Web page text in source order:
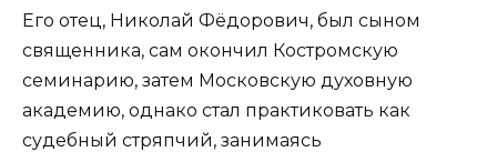
Его отец, Николай Фёдорович, был сыном
священника, сам окончил Костромскую
семинарию, затем Московскую духовную
академию, однако стал практиковать как
судебный стряпчий, занимаясь